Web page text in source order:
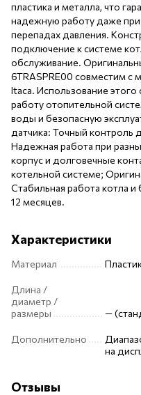
пластика и металла, что
надежную работу даже при
перепадах давления.
подключение к системе
обслуживание.
6TRASPRE00 совместим с
Itaca. Использование
работу отопительной
воды и безопасную
датчика: Точный контроль
Надежная работа при
корпус и долговечные
котельной системе;
Стабильная работа котла и
12 месяцев.
Характеристики
Материал
Длина /
диаметр /
размеры
—
Дополнительно
на
Отзывы